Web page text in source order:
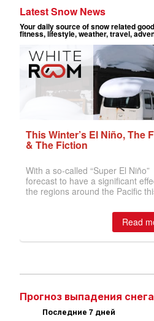
Прогноз выпадения снега
Последние 7 дней